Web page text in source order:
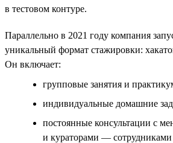
в тестовом контуре.
Параллельно в 2021 году компания
уникальный формат стажировки:
Он включает:
групповые занятия и
индивидуальные домашние
постоянные консультации с
и кураторами —